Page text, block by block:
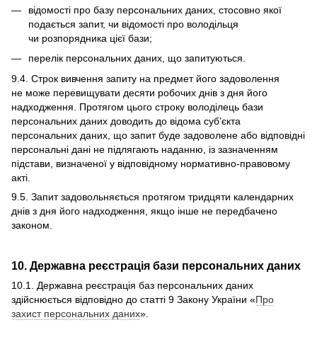
відомості про базу персональних даних, стосовно якої
подається запит, чи відомості про володільця
чи розпорядника цієї бази;
перелік персональних даних, що запитуються.
9.4. Строк вивчення запиту на предмет його задоволення
не може перевищувати десяти робочих днів з дня його
надходження. Протягом цього строку володілець бази
персональних даних доводить до відома суб’єкта
персональних даних, що запит буде задоволене або відповідні
персональні дані не підлягають наданню, із зазначенням
підстави, визначеної у відповідному нормативно-правовому
акті.
9.5. Запит задовольняється протягом тридцяти календарних
днів з дня його надходження, якщо інше не передбачено
законом.
10. Державна реєстрація бази персональних даних
10.1. Державна реєстрація баз персональних даних
здійснюється відповідно до статті 9 Закону України «Про
захист персональних даних».